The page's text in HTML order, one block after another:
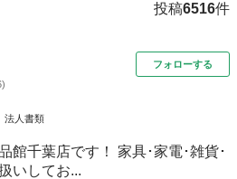
投稿6516件
)
フォローする
法人書類
館千葉店です！ 家具･家電･雑貨･
いしてお...